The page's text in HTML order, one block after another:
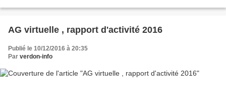
AG virtuelle , rapport d'activité 2016
Publié le 10/12/2016 à 20:35
Par verdon-info